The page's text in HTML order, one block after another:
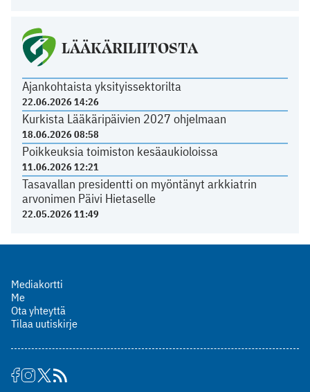
LÄÄKÄRILIITOSTA
Ajankohtaista yksityissektorilta
22.06.2026 14:26
Kurkista Lääkäripäivien 2027 ohjelmaan
18.06.2026 08:58
Poikkeuksia toimiston kesäaukioloissa
11.06.2026 12:21
Tasavallan presidentti on myöntänyt arkkiatrin
arvonimen Päivi Hietaselle
22.05.2026 11:49
Mediakortti
Me
Ota yhteyttä
Tilaa uutiskirje